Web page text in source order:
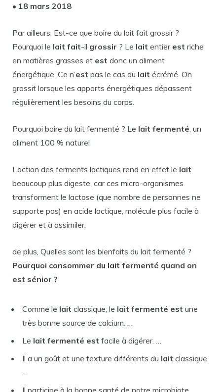
• 18 mars 2018
Par ailleurs, Est-ce que boire du lait fait grossir ?
Pourquoi le lait fait-il grossir ? Le lait entier est riche
en matières grasses et est donc un aliment
énergétique. Ce n’est pas le cas du lait écrémé. On
grossit lorsque les apports énergétiques dépassent
régulièrement les besoins du corps.
Pourquoi boire du lait fermenté ? Le lait fermenté , un
aliment 100 % naturel
L’action des ferments lactiques rend en effet le lait
beaucoup plus digeste, car ces micro-organismes
transforment le lactose (que nombre de personnes ne
supporte pas) en acide lactique, molécule plus facile à
digérer et à assimiler.
de plus, Quelles sont les bienfaits du lait fermenté ?
Pourquoi consommer du lait fermenté quand on
est sénior ?
Comme le lait classique, le lait fermenté est une
très bonne source de calcium. …
Le lait fermenté est facile à digérer. …
Il a un goût et une texture différents du lait classique.
Il participe à la bonne santé de notre microbiote